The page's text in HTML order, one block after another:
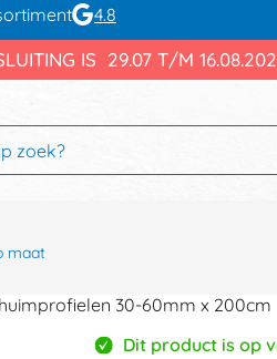
4.8
IS 29.07 T/M
maat
30-60mm x 200cm
Dit product is op